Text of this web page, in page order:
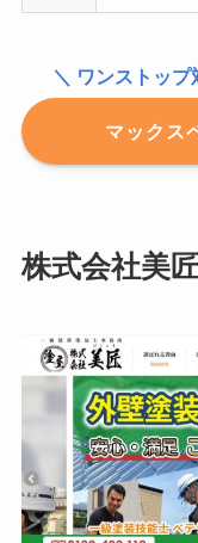
＼ ワンストッ
マックス
株式会社美